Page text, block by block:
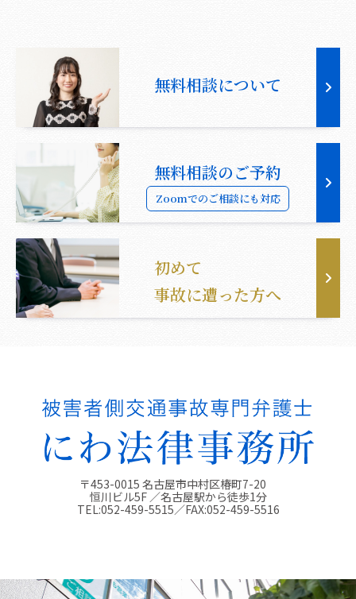
無料相談について
無料相談のご予約
Zoomでのご相談にも対応
初めて
事故に遭った方へ
〒453-0015 名古屋市中村区椿町7-20
恒川ビル5F ／名古屋駅から徒歩1分
TEL:052-459-5515／FAX:052-459-5516